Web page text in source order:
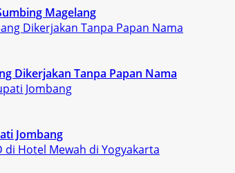
Magelang
Dikerjakan Tanpa Papan Nama
Jombang